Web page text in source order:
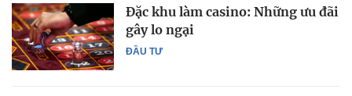
ĐẦU TƯ
Đặc khu làm casino: Những ưu đãi
gây lo ngại